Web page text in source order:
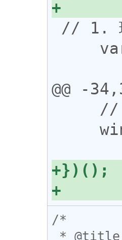
@@ -
     window.location.href = targetUrl;
/*